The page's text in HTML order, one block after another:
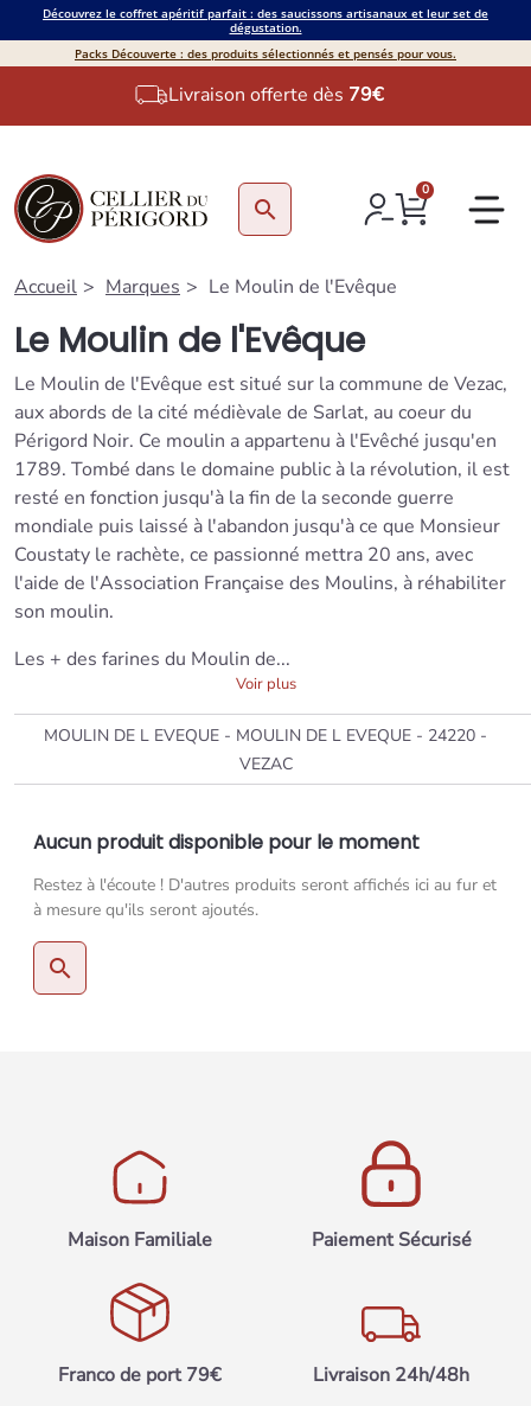
Découvrez le coffret apéritif parfait : des saucissons artisanaux et leur set de
dégustation.
Packs Découverte : des produits sélectionnés et pensés pour vous.
Livraison offerte dès 79€
search
0
Accueil Marques Le Moulin de l'Evêque
Le Moulin de l'Evêque
Le Moulin de l'Evêque est situé sur la commune de Vezac,
aux abords de la cité médièvale de Sarlat, au coeur du
Périgord Noir. Ce moulin a appartenu à l'Evêché jusqu'en
1789. Tombé dans le domaine public à la révolution, il est
resté en fonction jusqu'à la fin de la seconde guerre
mondiale puis laissé à l'abandon jusqu'à ce que Monsieur
Coustaty le rachète, ce passionné mettra 20 ans, avec
l'aide de l'Association Française des Moulins, à réhabiliter
son moulin.
Les + des farines du Moulin de...
Voir plus
MOULIN DE L EVEQUE - MOULIN DE L EVEQUE - 24220 -
VEZAC
Aucun produit disponible pour le moment
Restez à l'écoute ! D'autres produits seront affichés ici au fur et
à mesure qu'ils seront ajoutés.
search
Maison Familiale Paiement Sécurisé
Franco de port 79€ Livraison 24h/48h